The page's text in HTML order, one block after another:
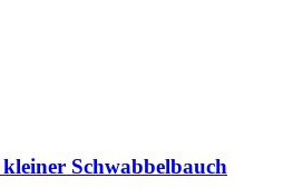
Schwabbelbauch